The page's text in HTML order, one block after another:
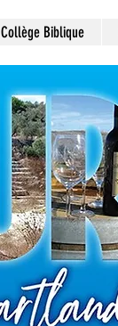
Collège Biblique